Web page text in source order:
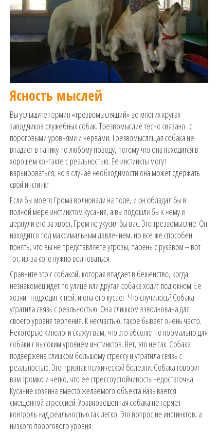
Ясность мыслей
Вы услышите термин «трезвомыслящий» во многих кругах
заводчиков служебных собак. Трезвомыслие тесно связано с
пороговыми уровнями и нервами. Трезвомыслящая собака не
впадает в панику по любому поводу, потому что она находится в
хорошем контакте с реальностью. Ее инстинкты могут
варьироваться, но в случае необходимости она может сдержать
свой инстинкт.
Если бы моего Грома волновали на поле, и он обладал бы в
полной мере инстинктом кусания, а вы подошли бы к нему и
дернули его за хвост, Гром не укусил бы вас. Это трезвомыслие. Он
находится под максимальным давлением, но все же способен
понять, что вы не представляете угрозы, парень с рукавом – вот
тот, из-за кого нужно волноваться.
Сравните это с собакой, которая впадает в бешенство, когда
незнакомец идет по улице или другая собака ходит под окном. Ее
хозяин подходит к ней, и она его кусает. Что случилось? Собака
утратила связь с реальностью. Она слишком взволнована для
своего уровня терпения. К несчастью, такое бывает очень часто.
Некоторые кинологи скажут вам, что это абсолютно нормально для
собаки с высоким уровнем инстинктов. Нет, это не так. Собака
подвержена слишком большому стрессу и утратила связь с
реальностью. Это признак психической болезни. Собака говорит
вам громко и четко, что ее стрессоустойчивость недостаточна.
Кусание хозяина вместо желаемого объекта называется
смещенной агрессией. Уравновешенная собака не теряет
контроль над реальностью так легко. Это вопрос не инстинктов, а
низкого порогового уровня.